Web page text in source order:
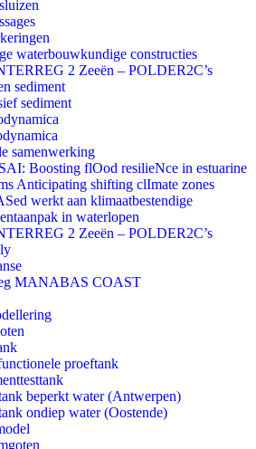
waterbouwkundige constructies
2 Zeeën – POLDER2C’s
sediment
sediment
samenwerking
Boosting flOod resilieNce in estuarine
Anticipating shifting clImate zones
werkt aan klimaatbestendige
in waterlopen
2 Zeeën – POLDER2C’s
MANABAS COAST
proeftank
beperkt water (Antwerpen)
ondiep water (Oostende)